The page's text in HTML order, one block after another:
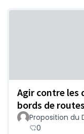
Agir contre les
bords de routes
Proposition du
0